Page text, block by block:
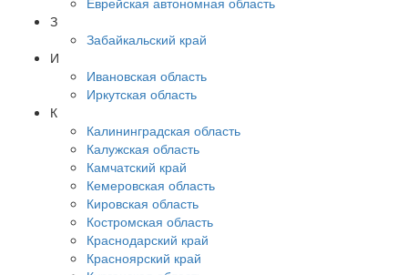
З
Забайкальский край
И
Ивановская область
Иркутская область
К
Калининградская область
Калужская область
Камчатский край
Кемеровская область
Кировская область
Костромская область
Краснодарский край
Красноярский край